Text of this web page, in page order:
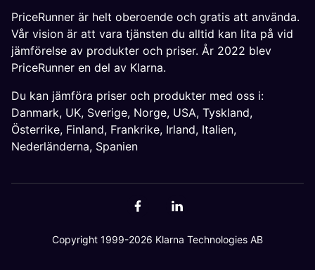
PriceRunner är helt oberoende och gratis att använda.
Vår vision är att vara tjänsten du alltid kan lita på vid
jämförelse av produkter och priser. År 2022 blev
PriceRunner en del av Klarna.
Du kan jämföra priser och produkter med oss i:
Danmark, UK, Sverige, Norge, USA, Tyskland,
Österrike, Finland, Frankrike, Irland, Italien,
Nederländerna, Spanien
Copyright 1999-2026 Klarna Technologies AB